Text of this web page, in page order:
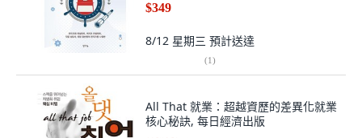
$349
8/12 星期三 預計送達
(1)
All That 就業：超越資歷的差異化就業
核心秘訣, 每日經濟出版